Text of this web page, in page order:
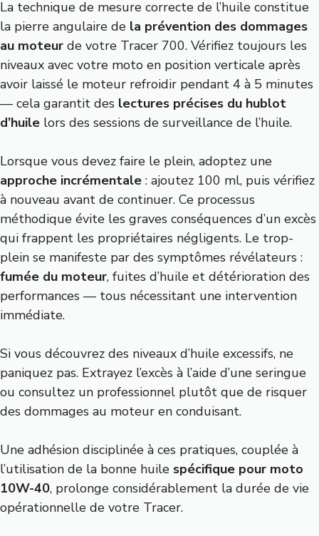
La technique de mesure correcte de l’huile constitue
la pierre angulaire de la prévention des dommages
au moteur de votre Tracer 700. Vérifiez toujours les
niveaux avec votre moto en position verticale après
avoir laissé le moteur refroidir pendant 4 à 5 minutes
— cela garantit des lectures précises du hublot
d’huile lors des sessions de surveillance de l’huile.
Lorsque vous devez faire le plein, adoptez une
approche incrémentale : ajoutez 100 ml, puis vérifiez
à nouveau avant de continuer. Ce processus
méthodique évite les graves conséquences d’un excès
qui frappent les propriétaires négligents. Le trop-
plein se manifeste par des symptômes révélateurs :
fumée du moteur, fuites d’huile et détérioration des
performances — tous nécessitant une intervention
immédiate.
Si vous découvrez des niveaux d’huile excessifs, ne
paniquez pas. Extrayez l’excès à l’aide d’une seringue
ou consultez un professionnel plutôt que de risquer
des dommages au moteur en conduisant.
Une adhésion disciplinée à ces pratiques, couplée à
l’utilisation de la bonne huile spécifique pour moto
10W-40, prolonge considérablement la durée de vie
opérationnelle de votre Tracer.